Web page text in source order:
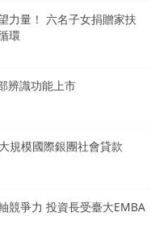
力量！ 六名子女捐贈家扶
環
辨識功能上市
規模國際銀團社會貸款
競爭力 投資長受臺大EMBA